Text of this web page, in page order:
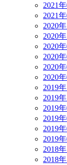
2021
2021
2020
2020
2020
2020
2020
2020
2019
2019
2019
2019
2019
2019
2018
2018